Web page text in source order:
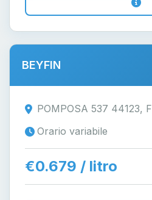
BEYFIN
POMPOSA 537 44123,
Orario variabile
€0.679 / litro